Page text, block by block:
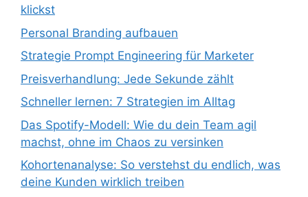
klickst
Personal Branding aufbauen
Strategie Prompt Engineering für Marketer
Preisverhandlung: Jede Sekunde zählt
Schneller lernen: 7 Strategien im Alltag
Das Spotify-Modell: Wie du dein Team agil
machst, ohne im Chaos zu versinken
Kohortenanalyse: So verstehst du endlich, was
deine Kunden wirklich treiben